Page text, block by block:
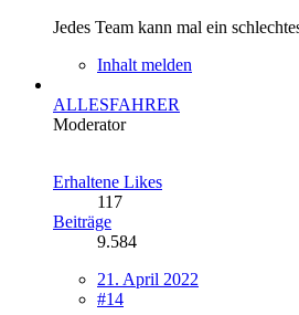
Jedes Team kann mal ein
Inhalt melden
ALLESFAHRER
Moderator
Erhaltene Likes
117
Beiträge
9.584
21. April 2022
#14